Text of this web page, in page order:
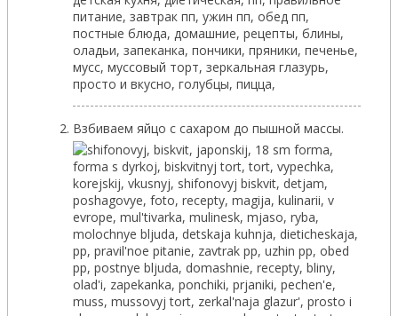
Взбиваем яйцо с сахаром до пышной массы.